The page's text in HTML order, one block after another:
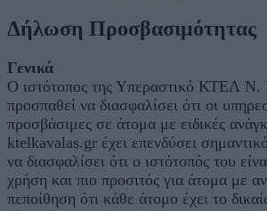
Δήλωση Προσβασιμότητας
Γενικά
Ο ιστότοπος της Υπεραστικό ΚΤΕΛ
προσπαθεί να διασφαλίσει ότι οι
προσβάσιμες σε άτομα με ειδικές
ktelkavalas.gr έχει επενδύσει
να διασφαλίσει ότι ο ιστότοπός του
χρήση και πιο προσιτός για άτομα με
πεποίθηση ότι κάθε άτομο έχει το